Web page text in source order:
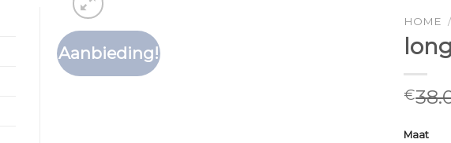
Aanbieding!
HOME /
€
Maat